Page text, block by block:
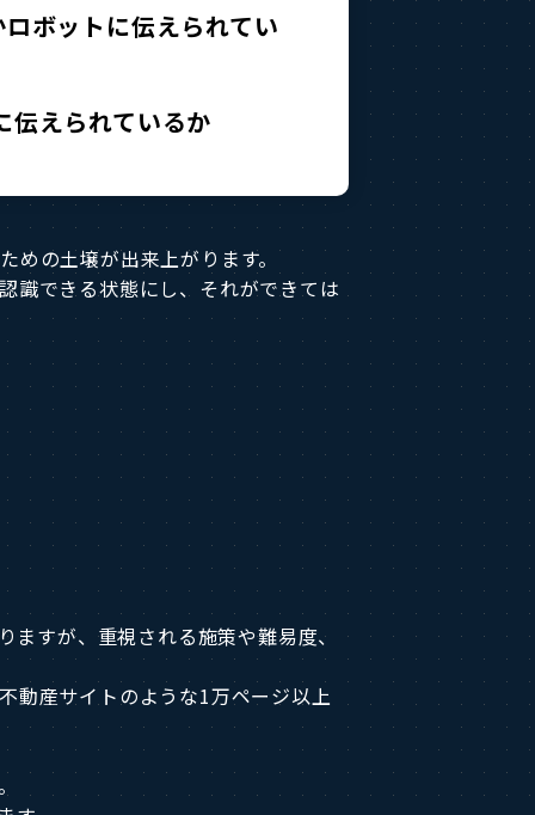
ボットに伝えられてい
伝えられているか
の土壌が出来上がります。
識できる状態にし、それができては
すが、重視される施策や難易度、
動産サイトのような1万ページ以上